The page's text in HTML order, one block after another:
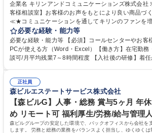
企業名 キリンアンドコミュニケーションズ株式会社 求人名 中野本社【お
客様相談室】お客様のお声をもとにより良い商品づくりへ貢献
≪★コミュニケーションを通してキリンのファンを
お客様のお声をより良い商品づくりに活かしていく
様相談室でのお仕事です。 日々お客様からいただくキリングループへのご
意見を、企業活動に活かしています。お客様からの
って対応、情報提供するとともにグループ内活動に
平均100件前後■メール・手紙：同上40件前後 募集職種 中野本社【お客様
相談室】お客様のお声をもとにより良い商品づくりへ
必要な経験・能力等
必要な経験・能力等 【必須】コールセンターやお客
PCが使える方（Word・Excel）【働き方】在宅勤務
談可/月平均残業7～8時間程度 【入社後の研修】着任から1か月は電話対応
すのでご安心ください。 【当社について】キリング
う会社として、お客様との出会いを大切にし、磨き
を込めてコミュニケーションをとりながら広報関連
す。 学歴・資格 学歴：大学院 大学 高専 短大 専修学校 高校 語学力： 資
格：
正社員
森ビルエステートサービス株式会社
【森ビルG】人事・総務 賞与5ヶ月 年
め リモート可 福利厚生/労務/給与管理
森ビルグループの安定した環境で、バックオフィスから会社を
します。 労務と総務の業務をバランスよく担当し、ゆくゆくは